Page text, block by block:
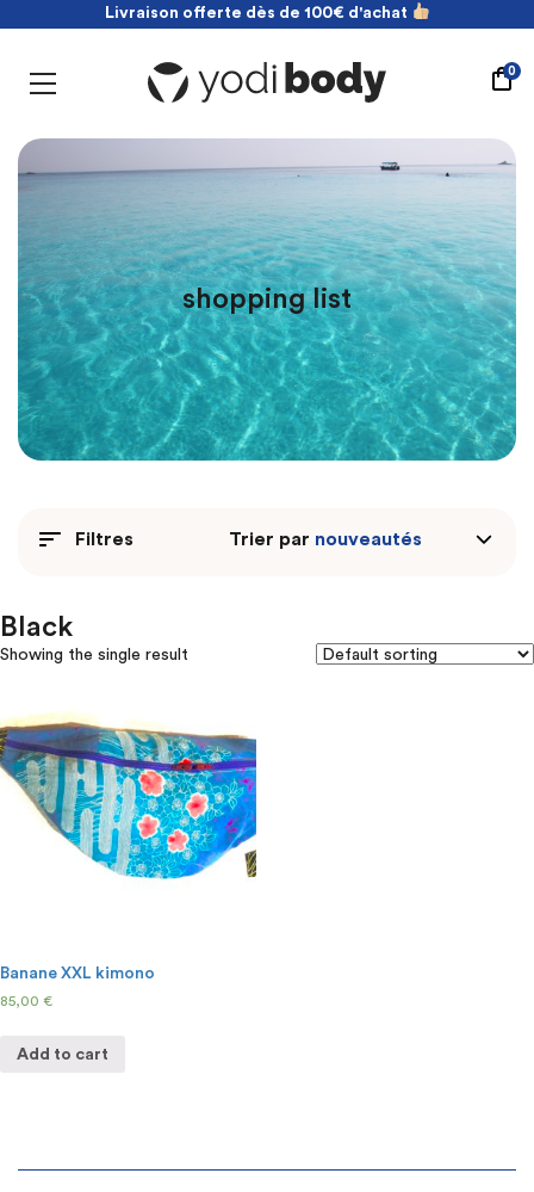
Livraison offerte dès de 100€ d'achat
Livraison offerte dès de 100€ d'achat
0
shopping list
Filtres Trier par
Black
Showing the single result
Banane XXL kimono
85,00 €
Add to cart